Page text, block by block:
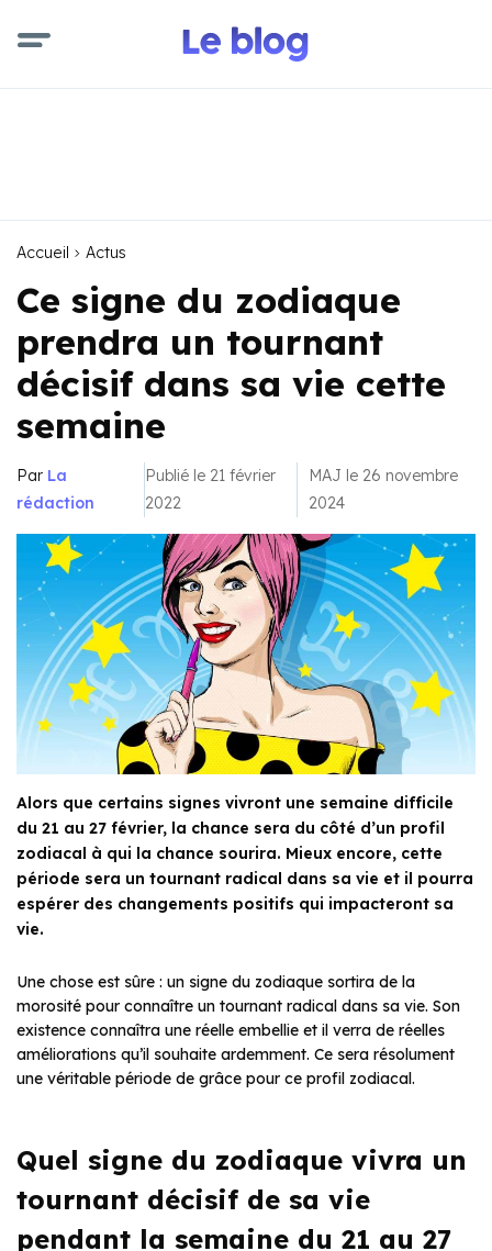
Accueil Actus
Ce signe du zodiaque
prendra un tournant
décisif dans sa vie cette
semaine
Par La
rédaction
Publié le 21 février
2022
MAJ le 26 novembre
2024
Alors que certains signes vivront une semaine difficile
du 21 au 27 février, la chance sera du côté d’un profil
zodiacal à qui la chance sourira. Mieux encore, cette
période sera un tournant radical dans sa vie et il pourra
espérer des changements positifs qui impacteront sa
vie.
Une chose est sûre : un signe du zodiaque sortira de la
morosité pour connaître un tournant radical dans sa vie. Son
existence connaîtra une réelle embellie et il verra de réelles
améliorations qu’il souhaite ardemment. Ce sera résolument
une véritable période de grâce pour ce profil zodiacal.
Quel signe du zodiaque vivra un
tournant décisif de sa vie
pendant la semaine du 21 au 27